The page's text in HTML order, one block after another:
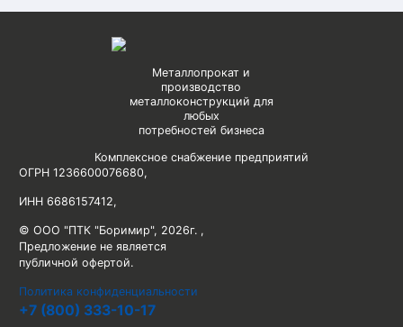
Металлопрокат и
производство
металлоконструкций для
любых
потребностей бизнеса
Комплексное снабжение предприятий
ОГРН 1236600076680,
ИНН 6686157412,
© ООО "ПТК "Боримир", 2026г. ,
Предложение не является
публичной офертой.
Политика конфиденциальности
+7 (800) 333-10-17